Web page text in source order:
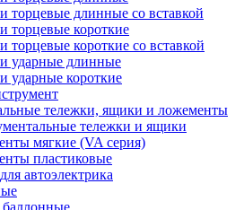
торцевые длинные со вставкой
торцевые короткие
торцевые короткие со вставкой
ударные длинные
ударные короткие
тележки, ящики и ложементы
тележки и ящики
мягкие (VA серия)
пластиковые
автоэлектрика